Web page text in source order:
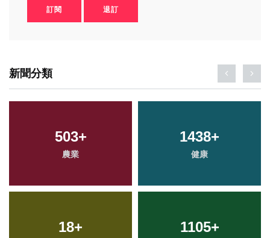
訂閱 退訂
新聞分類
503+
農業
1438+
健康
18+ 1105+